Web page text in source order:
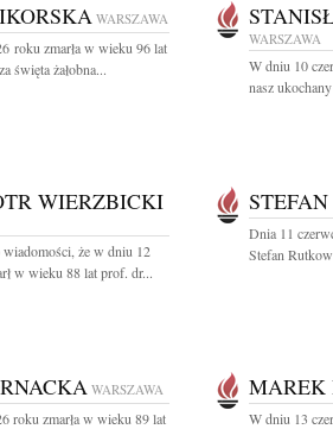
WARSZAWA
roku zmarła w wieku 96 lat
święta żałobna...
WARSZAWA
W dniu 10
nasz
WIERZBICKI
że w dniu 12
w wieku 88 lat prof. dr...
Dnia 11
Stefan
WARSZAWA
roku zmarła w wieku 89 lat
MAREK
W dniu 13